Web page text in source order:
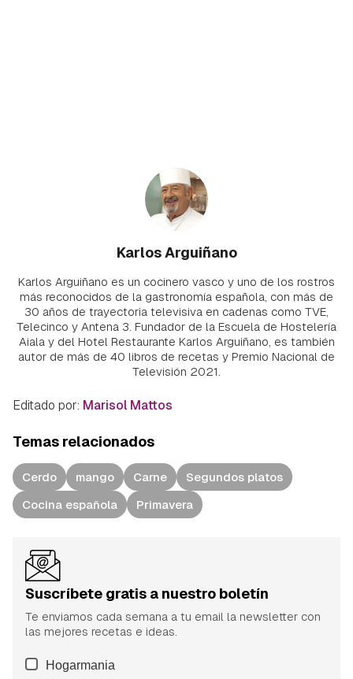
Karlos Arguiñano
Karlos Arguiñano es un cocinero vasco y uno de los rostros
más reconocidos de la gastronomía española, con más de
30 años de trayectoria televisiva en cadenas como TVE,
Telecinco y Antena 3. Fundador de la Escuela de Hostelería
Aiala y del Hotel Restaurante Karlos Arguiñano, es también
autor de más de 40 libros de recetas y Premio Nacional de
Televisión 2021.
Editado por: Marisol Mattos
Temas relacionados
Cerdo mango Carne
Segundos platos
Cocina española
Primavera
Suscríbete gratis a nuestro boletín
Te enviamos cada semana a tu email la newsletter con
las mejores recetas e ideas.
Hogarmania